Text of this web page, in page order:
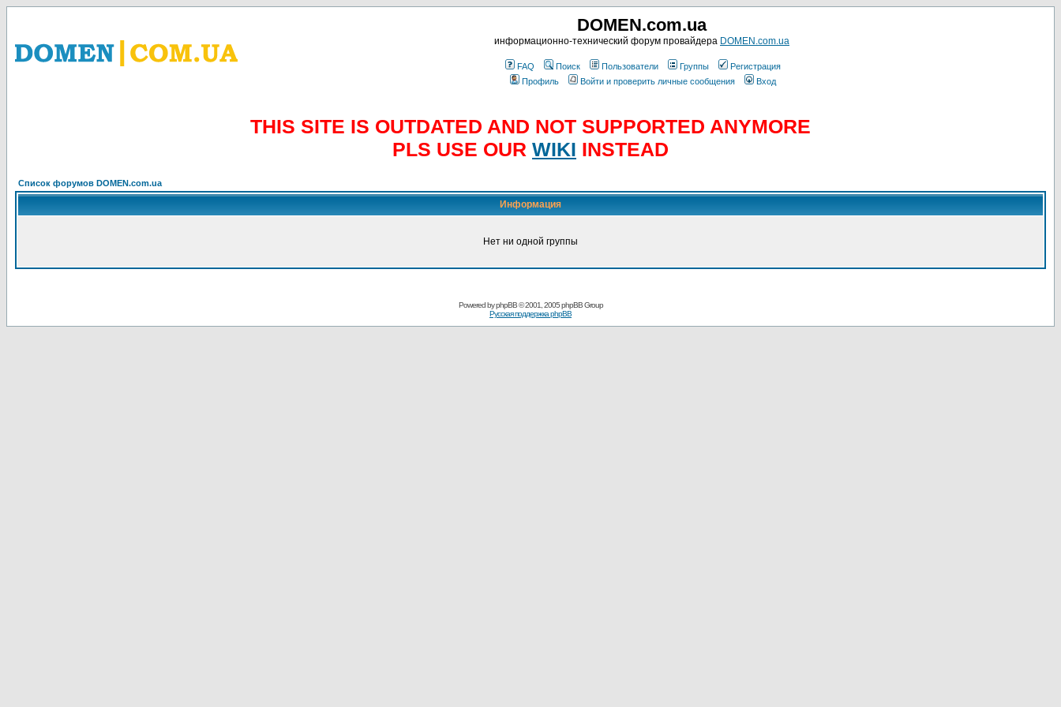
DOMEN.com.ua
информационно-технический форум провайдера DOMEN.com.ua
FAQ Поиск Пользователи Группы
Регистрация
Профиль
Войти и проверить личные сообщения Вход
THIS SITE IS OUTDATED AND NOT SUPPORTED ANYMORE
PLS USE OUR WIKI INSTEAD
Список форумов DOMEN.com.ua
Информация
Нет ни одной группы
Powered byphpBB© 2001, 2005 phpBB Group
Русская поддержка phpBB